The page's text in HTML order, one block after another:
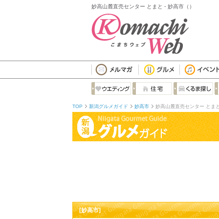
妙高山麓直売センター とまと - 妙高市（）
TOP 新潟グルメガイド 妙高市 妙高山麓直売センター とま
[妙高市]